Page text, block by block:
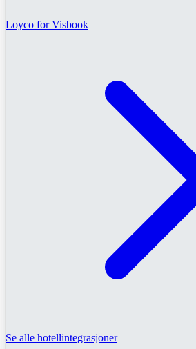
Loyco for Visbook
Se alle hotellintegrasjoner